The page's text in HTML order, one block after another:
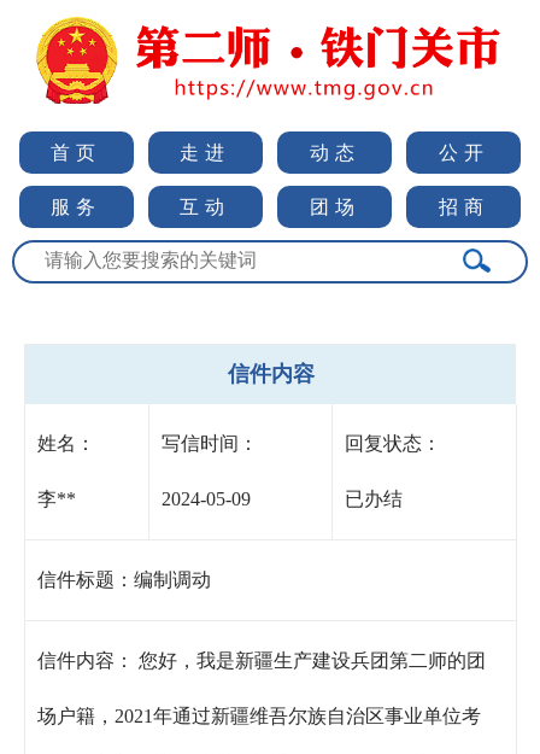
首页 走进 动态 公开
服务 互动 团场 招商
信件内容
姓名：
李**
写信时间：
2024-05-09
回复状态：
已办结
信件标题： 编制调动
信件内容： 您好，我是新疆生产建设兵团第二师的团
场户籍，2021年通过新疆维吾尔族自治区事业单位考